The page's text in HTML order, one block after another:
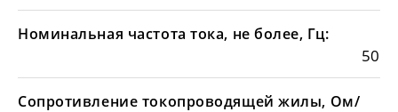
Номинальная частота тока, не более, Гц:
50
Сопротивление токопроводящей жилы, Ом/